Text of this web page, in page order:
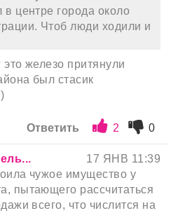
в центре города около
Чтоб люди ходили и
железо притянули
был стасик
Ответить 2 0
17 ЯНВ 11:39
чужое имущество у
пытающего рассчитаться
всего, что числится на